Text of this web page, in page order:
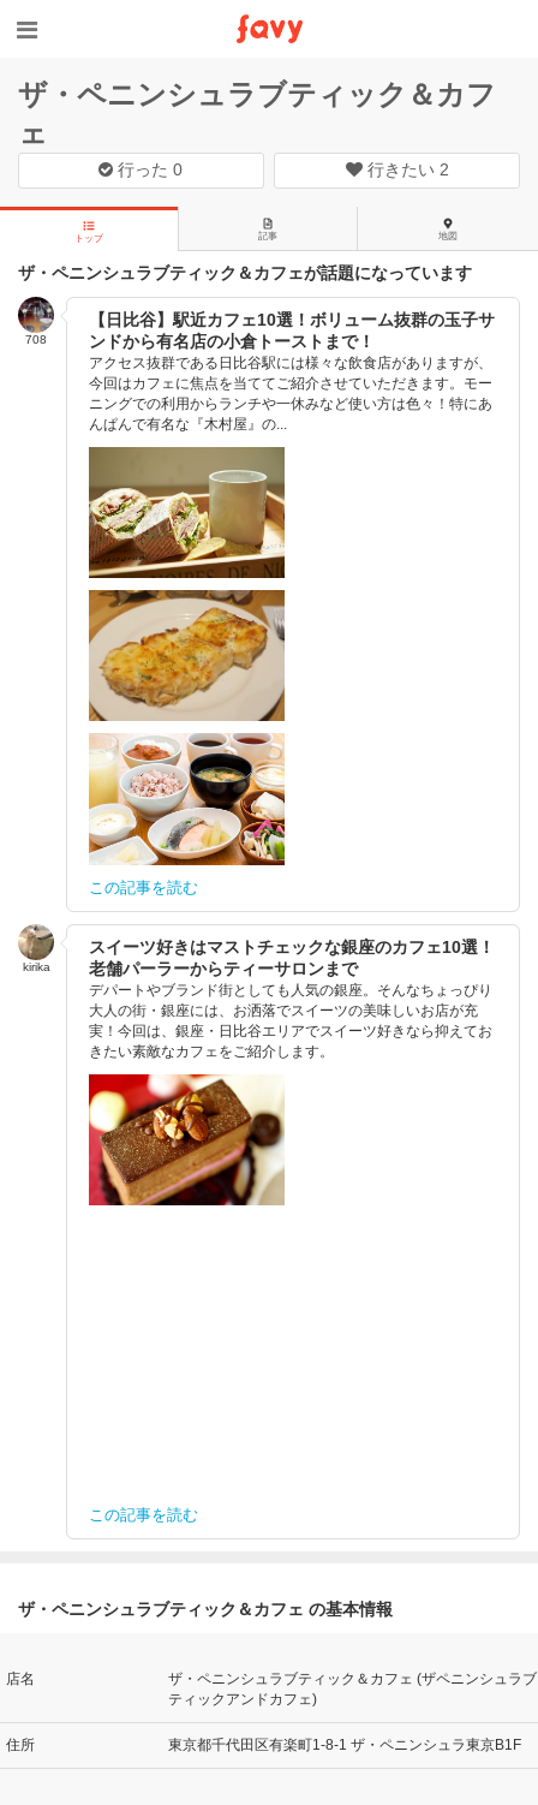
ザ・ペニンシュラブティック＆カフ
ェ
行った0 行きたい 2
トップ 記事 地図
ザ・ペニンシュラブティック＆カフェが話題になっています
708
【日比谷】駅近カフェ10選！ボリューム抜群の玉子サ
ンドから有名店の小倉トーストまで！
アクセス抜群である日比谷駅には様々な飲食店がありますが、
今回はカフェに焦点を当ててご紹介させていただきます。モー
ニングでの利用からランチや一休みなど使い方は色々！特にあ
んぱんで有名な『木村屋』の...
この記事を読む
kirika
スイーツ好きはマストチェックな銀座のカフェ10選！
老舗パーラーからティーサロンまで
デパートやブランド街としても人気の銀座。そんなちょっぴり
大人の街・銀座には、お洒落でスイーツの美味しいお店が充
実！今回は、銀座・日比谷エリアでスイーツ好きなら抑えてお
きたい素敵なカフェをご紹介します。
この記事を読む
ザ・ペニンシュラブティック＆カフェ の基本情報
店名
ザ・ペニンシュラブティック＆カフェ (ザペニンシュラブ
ティックアンドカフェ)
住所 東京都千代田区有楽町1-8-1 ザ・ペニンシュラ東京B1F